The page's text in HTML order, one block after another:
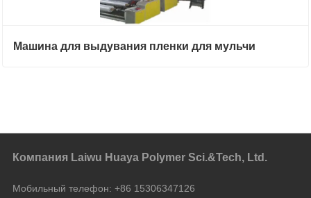
Машина для выдувания пленки для мульчи
Компания Laiwu Huaya Polymer Sci.&Tech, Ltd.
Мобильный телефон: +86 15306347126